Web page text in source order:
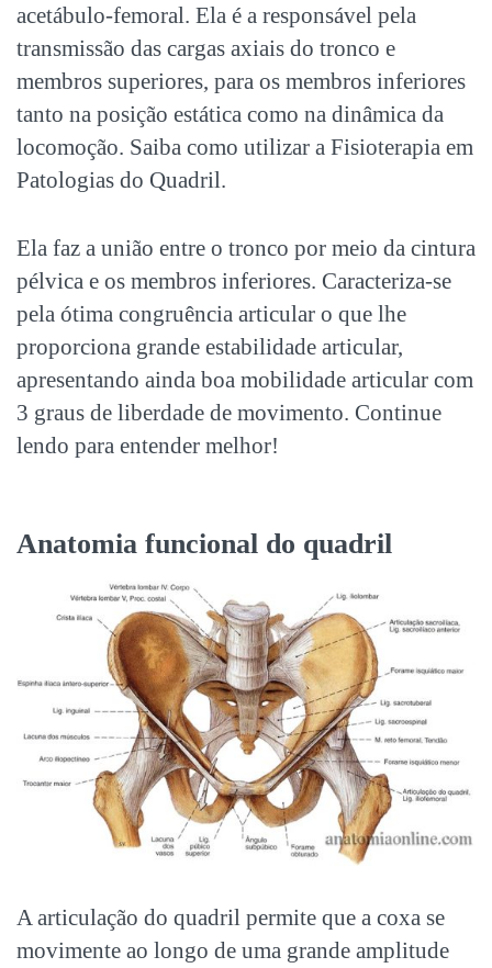
acetábulo-femoral. Ela é a responsável pela
transmissão das cargas axiais do tronco e
membros superiores, para os membros inferiores
tanto na posição estática como na dinâmica da
locomoção. Saiba como utilizar a Fisioterapia em
Patologias do Quadril.
Ela faz a união entre o tronco por meio da cintura
pélvica e os membros inferiores. Caracteriza-se
pela ótima congruência articular o que lhe
proporciona grande estabilidade articular,
apresentando ainda boa mobilidade articular com
3 graus de liberdade de movimento. Continue
lendo para entender melhor!
Anatomia funcional do quadril
A articulação do quadril permite que a coxa se
movimente ao longo de uma grande amplitude